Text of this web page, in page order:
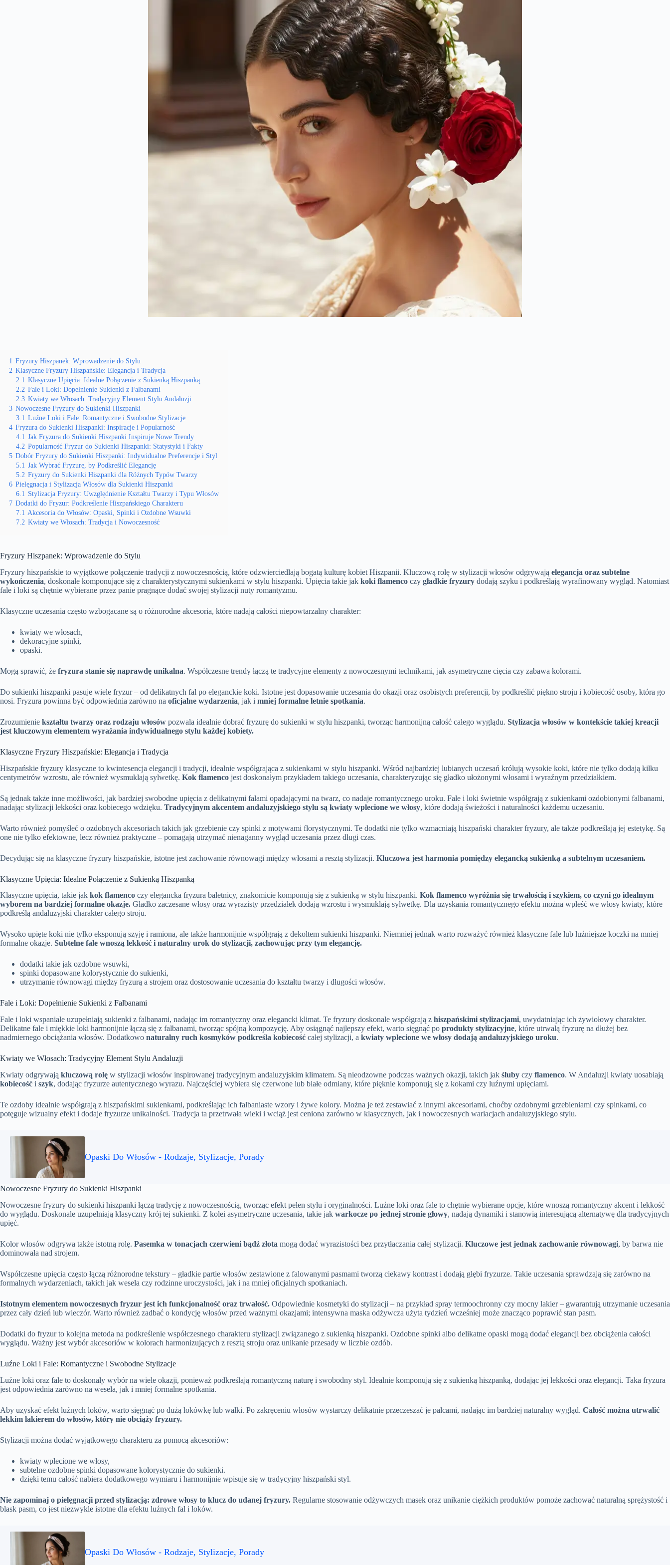
1 Fryzury Hiszpanek: Wprowadzenie do Stylu
2 Klasyczne Fryzury Hiszpańskie: Elegancja i Tradycja
2.1 Klasyczne Upięcia: Idealne Połączenie z Sukienką Hiszpanką
2.2 Fale i Loki: Dopełnienie Sukienki z Falbanami
2.3 Kwiaty we Włosach: Tradycyjny Element Stylu Andaluzji
3 Nowoczesne Fryzury do Sukienki Hiszpanki
3.1 Luźne Loki i Fale: Romantyczne i Swobodne Stylizacje
4 Fryzura do Sukienki Hiszpanki: Inspiracje i Popularność
4.1 Jak Fryzura do Sukienki Hiszpanki Inspiruje Nowe Trendy
4.2 Popularność Fryzur do Sukienki Hiszpanki: Statystyki i Fakty
5 Dobór Fryzury do Sukienki Hiszpanki: Indywidualne Preferencje i Styl
5.1 Jak Wybrać Fryzurę, by Podkreślić Elegancję
5.2 Fryzury do Sukienki Hiszpanki dla Różnych Typów Twarzy
6 Pielęgnacja i Stylizacja Włosów dla Sukienki Hiszpanki
6.1 Stylizacja Fryzury: Uwzględnienie Kształtu Twarzy i Typu Włosów
7 Dodatki do Fryzur: Podkreślenie Hiszpańskiego Charakteru
7.1 Akcesoria do Włosów: Opaski, Spinki i Ozdobne Wsuwki
7.2 Kwiaty we Włosach: Tradycja i Nowoczesność
Fryzury Hiszpanek: Wprowadzenie do Stylu
Fryzury hiszpańskie to wyjątkowe połączenie tradycji z nowoczesnością, które odzwierciedlają bogatą kulturę kobiet Hiszpanii. Kluczową rolę w stylizacji włosów odgrywają elegancja oraz subtelne
wykończenia, doskonale komponujące się z charakterystycznymi sukienkami w stylu hiszpanki. Upięcia takie jak koki flamenco czy gładkie fryzury dodają szyku i podkreślają wyrafinowany wygląd. Natomiast
fale i loki są chętnie wybierane przez panie pragnące dodać swojej stylizacji nuty romantyzmu.
Klasyczne uczesania często wzbogacane są o różnorodne akcesoria, które nadają całości niepowtarzalny charakter:
kwiaty we włosach,
dekoracyjne spinki,
opaski.
Mogą sprawić, że fryzura stanie się naprawdę unikalna. Współczesne trendy łączą te tradycyjne elementy z nowoczesnymi technikami, jak asymetryczne cięcia czy zabawa kolorami.
Do sukienki hiszpanki pasuje wiele fryzur – od delikatnych fal po eleganckie koki. Istotne jest dopasowanie uczesania do okazji oraz osobistych preferencji, by podkreślić piękno stroju i kobiecość osoby, która go
nosi. Fryzura powinna być odpowiednia zarówno na oficjalne wydarzenia, jak i mniej formalne letnie spotkania.
Zrozumienie kształtu twarzy oraz rodzaju włosów pozwala idealnie dobrać fryzurę do sukienki w stylu hiszpanki, tworząc harmonijną całość całego wyglądu. Stylizacja włosów w kontekście takiej kreacji
jest kluczowym elementem wyrażania indywidualnego stylu każdej kobiety.
Klasyczne Fryzury Hiszpańskie: Elegancja i Tradycja
Hiszpańskie fryzury klasyczne to kwintesencja elegancji i tradycji, idealnie współgrająca z sukienkami w stylu hiszpanki. Wśród najbardziej lubianych uczesań królują wysokie koki, które nie tylko dodają kilku
centymetrów wzrostu, ale również wysmuklają sylwetkę. Kok flamenco jest doskonałym przykładem takiego uczesania, charakteryzując się gładko ułożonymi włosami i wyraźnym przedziałkiem.
Są jednak także inne możliwości, jak bardziej swobodne upięcia z delikatnymi falami opadającymi na twarz, co nadaje romantycznego uroku. Fale i loki świetnie współgrają z sukienkami ozdobionymi falbanami,
nadając stylizacji lekkości oraz kobiecego wdzięku. Tradycyjnym akcentem andaluzyjskiego stylu są kwiaty wplecione we włosy, które dodają świeżości i naturalności każdemu uczesaniu.
Warto również pomyśleć o ozdobnych akcesoriach takich jak grzebienie czy spinki z motywami florystycznymi. Te dodatki nie tylko wzmacniają hiszpański charakter fryzury, ale także podkreślają jej estetykę. Są
one nie tylko efektowne, lecz również praktyczne – pomagają utrzymać nienaganny wygląd uczesania przez długi czas.
Decydując się na klasyczne fryzury hiszpańskie, istotne jest zachowanie równowagi między włosami a resztą stylizacji. Kluczowa jest harmonia pomiędzy elegancką sukienką a subtelnym uczesaniem.
Klasyczne Upięcia: Idealne Połączenie z Sukienką Hiszpanką
Klasyczne upięcia, takie jak kok flamenco czy elegancka fryzura baletnicy, znakomicie komponują się z sukienką w stylu hiszpanki. Kok flamenco wyróżnia się trwałością i szykiem, co czyni go idealnym
wyborem na bardziej formalne okazje. Gładko zaczesane włosy oraz wyrazisty przedziałek dodają wzrostu i wysmuklają sylwetkę. Dla uzyskania romantycznego efektu można wpleść we włosy kwiaty, które
podkreślą andaluzyjski charakter całego stroju.
Wysoko upięte koki nie tylko eksponują szyję i ramiona, ale także harmonijnie współgrają z dekoltem sukienki hiszpanki. Niemniej jednak warto rozważyć również klasyczne fale lub luźniejsze koczki na mniej
formalne okazje. Subtelne fale wnoszą lekkość i naturalny urok do stylizacji, zachowując przy tym elegancję.
dodatki takie jak ozdobne wsuwki,
spinki dopasowane kolorystycznie do sukienki,
utrzymanie równowagi między fryzurą a strojem oraz dostosowanie uczesania do kształtu twarzy i długości włosów.
Fale i Loki: Dopełnienie Sukienki z Falbanami
Fale i loki wspaniale uzupełniają sukienki z falbanami, nadając im romantyczny oraz elegancki klimat. Te fryzury doskonale współgrają z hiszpańskimi stylizacjami, uwydatniając ich żywiołowy charakter.
Delikatne fale i miękkie loki harmonijnie łączą się z falbanami, tworząc spójną kompozycję. Aby osiągnąć najlepszy efekt, warto sięgnąć po produkty stylizacyjne, które utrwalą fryzurę na dłużej bez
nadmiernego obciążania włosów. Dodatkowo naturalny ruch kosmyków podkreśla kobiecość całej stylizacji, a kwiaty wplecione we włosy dodają andaluzyjskiego uroku.
Kwiaty we Włosach: Tradycyjny Element Stylu Andaluzji
Kwiaty odgrywają kluczową rolę w stylizacji włosów inspirowanej tradycyjnym andaluzyjskim klimatem. Są nieodzowne podczas ważnych okazji, takich jak śluby czy flamenco. W Andaluzji kwiaty uosabiają
kobiecość i szyk, dodając fryzurze autentycznego wyrazu. Najczęściej wybiera się czerwone lub białe odmiany, które pięknie komponują się z kokami czy luźnymi upięciami.
Te ozdoby idealnie współgrają z hiszpańskimi sukienkami, podkreślając ich falbaniaste wzory i żywe kolory. Można je też zestawiać z innymi akcesoriami, choćby ozdobnymi grzebieniami czy spinkami, co
potęguje wizualny efekt i dodaje fryzurze unikalności. Tradycja ta przetrwała wieki i wciąż jest ceniona zarówno w klasycznych, jak i nowoczesnych wariacjach andaluzyjskiego stylu.
Opaski Do Włosów - Rodzaje, Stylizacje, Porady
Nowoczesne Fryzury do Sukienki Hiszpanki
Nowoczesne fryzury do sukienki hiszpanki łączą tradycję z nowoczesnością, tworząc efekt pełen stylu i oryginalności. Luźne loki oraz fale to chętnie wybierane opcje, które wnoszą romantyczny akcent i lekkość
do wyglądu. Doskonale uzupełniają klasyczny krój tej sukienki. Z kolei asymetryczne uczesania, takie jak warkocze po jednej stronie głowy, nadają dynamiki i stanowią interesującą alternatywę dla tradycyjnych
upięć.
Kolor włosów odgrywa także istotną rolę. Pasemka w tonacjach czerwieni bądź złota mogą dodać wyrazistości bez przytłaczania całej stylizacji. Kluczowe jest jednak zachowanie równowagi, by barwa nie
dominowała nad strojem.
Współczesne upięcia często łączą różnorodne tekstury – gładkie partie włosów zestawione z falowanymi pasmami tworzą ciekawy kontrast i dodają głębi fryzurze. Takie uczesania sprawdzają się zarówno na
formalnych wydarzeniach, takich jak wesela czy rodzinne uroczystości, jak i na mniej oficjalnych spotkaniach.
Istotnym elementem nowoczesnych fryzur jest ich funkcjonalność oraz trwałość. Odpowiednie kosmetyki do stylizacji – na przykład spray termoochronny czy mocny lakier – gwarantują utrzymanie uczesania
przez cały dzień lub wieczór. Warto również zadbać o kondycję włosów przed ważnymi okazjami; intensywna maska odżywcza użyta tydzień wcześniej może znacząco poprawić stan pasm.
Dodatki do fryzur to kolejna metoda na podkreślenie współczesnego charakteru stylizacji związanego z sukienką hiszpanki. Ozdobne spinki albo delikatne opaski mogą dodać elegancji bez obciążenia całości
wyglądu. Ważny jest wybór akcesoriów w kolorach harmonizujących z resztą stroju oraz unikanie przesady w liczbie ozdób.
Luźne Loki i Fale: Romantyczne i Swobodne Stylizacje
Luźne loki oraz fale to doskonały wybór na wiele okazji, ponieważ podkreślają romantyczną naturę i swobodny styl. Idealnie komponują się z sukienką hiszpanką, dodając jej lekkości oraz elegancji. Taka fryzura
jest odpowiednia zarówno na wesela, jak i mniej formalne spotkania.
Aby uzyskać efekt luźnych loków, warto sięgnąć po dużą lokówkę lub wałki. Po zakręceniu włosów wystarczy delikatnie przeczeszać je palcami, nadając im bardziej naturalny wygląd. Całość można utrwalić
lekkim lakierem do włosów, który nie obciąży fryzury.
Stylizacji można dodać wyjątkowego charakteru za pomocą akcesoriów:
kwiaty wplecione we włosy,
subtelne ozdobne spinki dopasowane kolorystycznie do sukienki.
dzięki temu całość nabiera dodatkowego wymiaru i harmonijnie wpisuje się w tradycyjny hiszpański styl.
Nie zapominaj o pielęgnacji przed stylizacją: zdrowe włosy to klucz do udanej fryzury. Regularne stosowanie odżywczych masek oraz unikanie ciężkich produktów pomoże zachować naturalną sprężystość i
blask pasm, co jest niezwykle istotne dla efektu luźnych fal i loków.
Opaski Do Włosów - Rodzaje, Stylizacje, Porady